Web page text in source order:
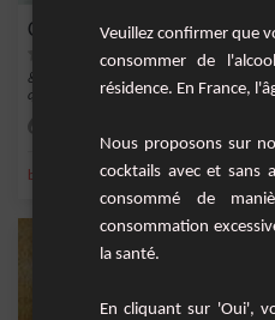
Cocktail Banane Mandarine
&nbsp;Le cocktail sans alcool fruité est
qui...
banane sucre,eau,sans alcool
Veuillez confirmer que
consommer de
résidence. En France,
Nous proposons sur
cocktails avec et sans
consommé de
consommation
la santé.
En cliquant sur 'Oui',